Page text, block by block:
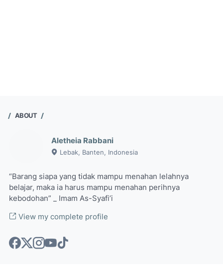
ABOUT
Aletheia Rabbani
Lebak, Banten, Indonesia
“Barang siapa yang tidak mampu menahan lelahnya
belajar, maka ia harus mampu menahan perihnya
kebodohan” _ Imam As-Syafi’i
View my complete profile